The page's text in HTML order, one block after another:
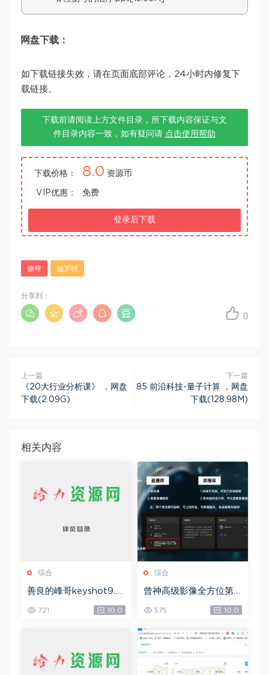
网盘下载：
如下载链接失效，请在页面底部评论，24小时内修复下
载链接。
下载前请阅读上方文件目录，所下载内容保证与文
件目录内容一致，如有疑问请 点击使用帮助
下载价格： 8.0 资源币
VIP优惠： 免费
登录后下载
侧弯 施罗特
0
分享到：
上一篇
《20大行业分析课》 ，网盘
下载(2.09G)
下一篇
85 前沿科技-量子计算 ，网盘
下载(128.98M)
相关内容
综合
善良的峰哥keyshot9.0
6G)
721 10.0
综合
曾神高级影像全方位第
G)
575 10.0